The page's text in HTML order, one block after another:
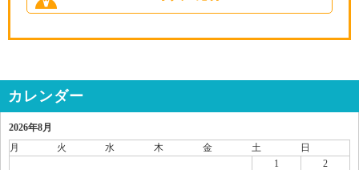
カレンダー
2026年8月
月
火 水 木 金 土 日
1
2